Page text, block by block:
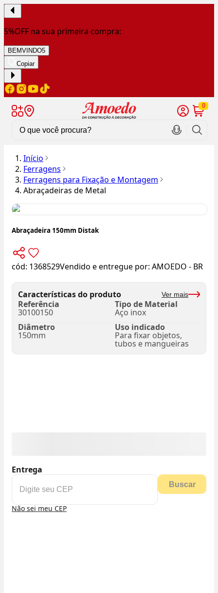
5%OFF na sua primeira compra:
BEMVINDO5
Copiar
0
Início
Ferragens
Ferragens para Fixação e Montagem
Abraçadeiras de Metal
Abraçadeira 150mm Distak
cód: 1368529Vendido e entregue por: AMOEDO - BR
Características do produto Ver mais
Referência
30100150
Tipo de Material
Aço inox
Diâmetro
150mm
Uso indicado
Para fixar objetos,
tubos e mangueiras
Entrega
Buscar
Não sei meu CEP